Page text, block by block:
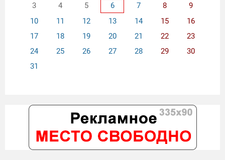
3
4 5 6 7 8
9
10
11 12 13 14 15
16
17
18 19 20 21 22
23
24
25 26 27 28 29
30
31